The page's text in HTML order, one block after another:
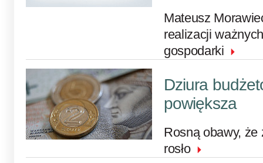
Mateusz
realizacji
gospodarki
Dziura
powiększa
Rosną obawy, że
rosło